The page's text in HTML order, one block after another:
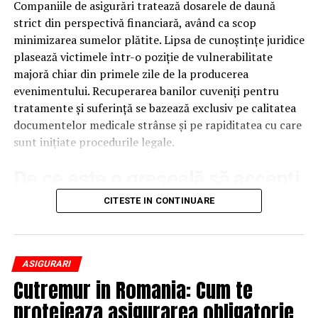
mașină de găurit pentru balamale
mașină de rindeluit și tras la grosime
freze și mașină de mortezat
scule profesionale de precizie
Această infrastructură ne permite să realizămmobilier
la comandă cu finisaje impecabile, îmbinări precise și
rezistență în timp.
Proiectare 3D – vezi mobila
înainte să fie realizată
este faptul că fiecare client primește
detaliată a mobilierului înainte de execuție
Acest proces îți oferă control total asupra rezultatului
Companiile de asigurări tratează dosarele de daună
strict din perspectivă financiară, având ca scop
minimizarea sumelor plătite. Lipsa de cunoștințe juridice
plasează victimele într-o poziție de vulnerabilitate
majoră chiar din primele zile de la producerea
evenimentului. Recuperarea banilor cuveniți pentru
tratamente și suferință se bazează exclusiv pe calitatea
documentelor medicale strânse și pe rapiditatea cu care
sunt inițiate procedurile legale.
prima ofertă a inspectorilor de
daune?
După deschiderea dosarului, asigurătorul șoferului
vinovat va veni rapid cu opropunere financiară de
despăgubire. Această sumă este calculată mereu în
CITESTE IN CONTINUARE
ASIGURARI
Cutremur in Romania: Cum te